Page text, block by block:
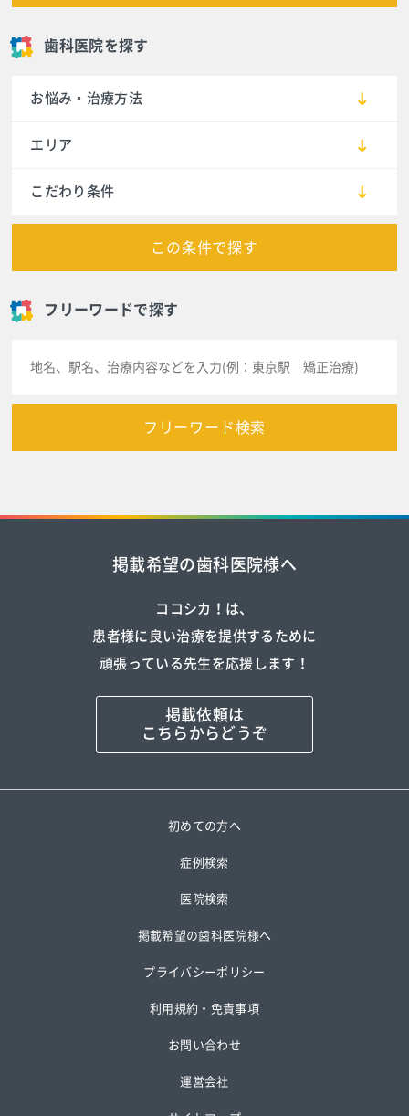
歯科医院を探す
お悩み・治療方法
エリア
こだわり条件
この条件で探す
フリーワードで探す
フリーワード検索
掲載希望の歯科医院様へ
ココシカ！は、
患者様に良い治療を提供するために
頑張っている先生を応援します！
掲載依頼は
こちらからどうぞ
初めての方へ
症例検索
医院検索
掲載希望の歯科医院様へ
プライバシーポリシー
利用規約・免責事項
お問い合わせ
運営会社